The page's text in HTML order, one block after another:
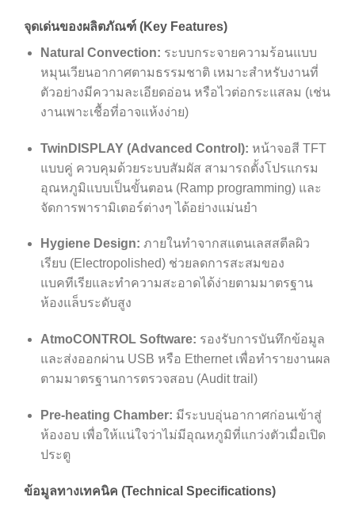
จุดเด่นของผลิตภัณฑ์ (Key Features)
Natural Convection: ระบบกระจายความร้อนแบบ
หมุนเวียนอากาศตามธรรมชาติ เหมาะสำหรับงานที่
ตัวอย่างมีความละเอียดอ่อน หรือไวต่อกระแสลม (เช่น
งานเพาะเชื้อที่อาจแห้งง่าย)
TwinDISPLAY (Advanced Control): หน้าจอสี TFT
แบบคู่ ควบคุมด้วยระบบสัมผัส สามารถตั้งโปรแกรม
อุณหภูมิแบบเป็นขั้นตอน (Ramp programming) และ
จัดการพารามิเตอร์ต่างๆ ได้อย่างแม่นยำ
Hygiene Design: ภายในทำจากสแตนเลสสตีลผิว
เรียบ (Electropolished) ช่วยลดการสะสมของ
แบคทีเรียและทำความสะอาดได้ง่ายตามมาตรฐาน
ห้องแล็บระดับสูง
AtmoCONTROL Software: รองรับการบันทึกข้อมูล
และส่งออกผ่าน USB หรือ Ethernet เพื่อทำรายงานผล
ตามมาตรฐานการตรวจสอบ (Audit trail)
Pre-heating Chamber: มีระบบอุ่นอากาศก่อนเข้าสู่
ห้องอบ เพื่อให้แน่ใจว่าไม่มีอุณหภูมิที่แกว่งตัวเมื่อเปิด
ประตู
ข้อมูลทางเทคนิค (Technical Specifications)